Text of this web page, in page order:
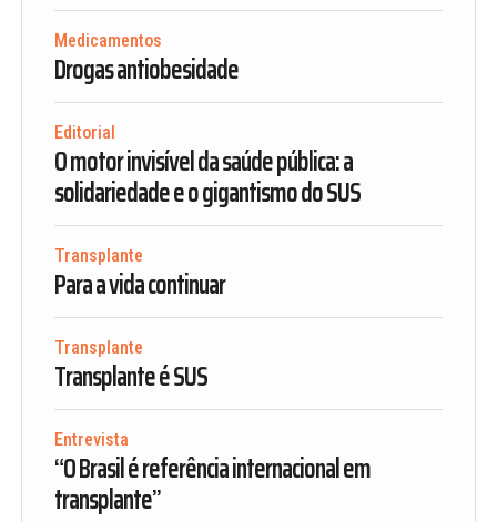
Medicamentos
Drogas antiobesidade
Editorial
O motor invisível da saúde pública: a
solidariedade e o gigantismo do SUS
Transplante
Para a vida continuar
Transplante
Transplante é SUS
Entrevista
“O Brasil é referência internacional em
transplante”